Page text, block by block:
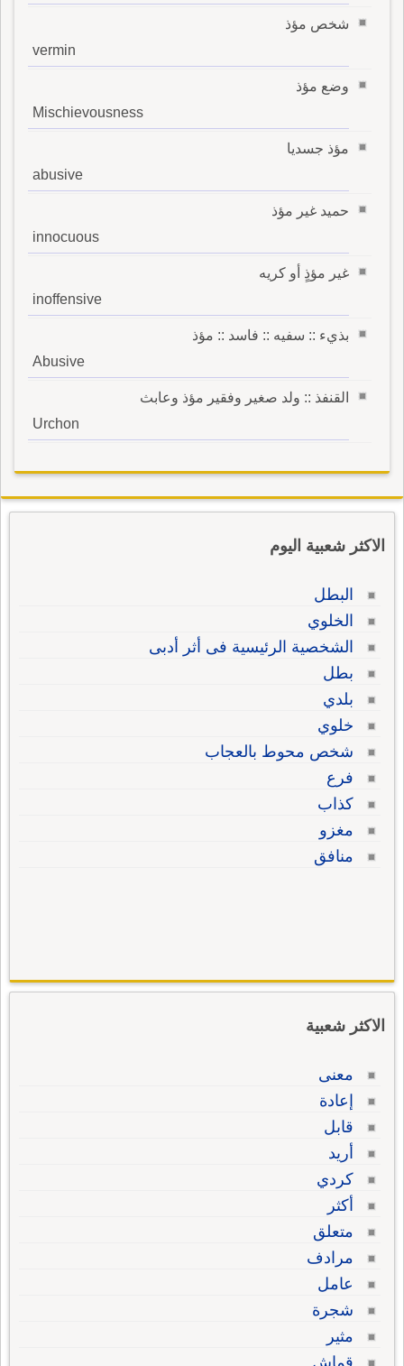
شخص مؤذ
vermin
وضع مؤذ
Mischievousness
مؤذ جسديا
abusive
حميد غير مؤذ
innocuous
غير مؤذٍ أو كريه
inoffensive
بذيء :: سفيه :: فاسد :: مؤذ
Abusive
القنفذ :: ولد صغير وفقير مؤذ وعابث
Urchon
الاكثر شعبية اليوم
البطل
الخلوي
الشخصية الرئيسية فى أثر أدبى
بطل
بلدي
خلوي
شخص محوط بالعجاب
فرع
كذاب
مغزو
منافق
الاكثر شعبية
معنى
إعادة
قابل
أريد
كردي
أكثر
متعلق
مرادف
عامل
شجرة
مثير